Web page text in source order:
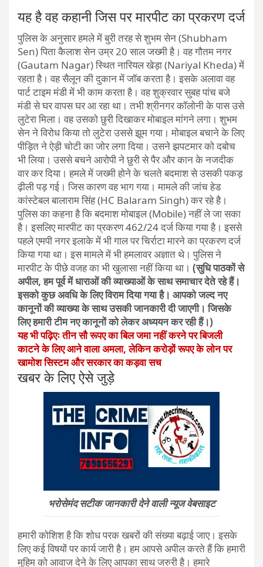
यह है वह कहानी जिस पर मारपीट का प्रकरण दर्ज
पुलिस के अनुसार हमले में बुरी तरह से शुभम सेन (Shubham
Sen) पिता कैलाश सेन उम्र 20 साल जख्मी है। वह गौतम नगर
(Gautam Nagar) स्थित नारियल खेड़ा (Nariyal Kheda) में
रहता है। वह सैलून की दुकान में जॉब करता है। इसके अलावा वह
पार्ट टाइम मंडी में भी काम करता है। वह शुक्रवार सुबह पांच बजे
मंडी से घर वापस घर आ रहा था। तभी श्रीनगर कॉलोनी के पास उसे
लुटेरा मिला। वह उसको छुरी दिखाकर मोबाइल मांगने लगा। शुभम
सेन ने विरोध किया तो लुटेरा उससे झूम गया। मोबाइल बचाने के लिए
पीड़ित ने ऐड़ी चोटी का जोर लगा दिया। उसने झपटमार को दबोच
भी लिया। उससे बचने आरोपी ने छुरी से पैर और कान के नजदीक
वार कर दिया। हमले में जख्मी होने के चलते बदमाश से उसकी पकड़
ढ़ीली पड़ गई। जिस कारण वह भाग गया। मामले की जांच हेड
कांस्टेबल बालाराम सिंह (HC Balaram Singh) कर रहे है।
पुलिस का कहना है कि बदमाश मोबाइल (Mobile) नहीं ले जा सका
है। इसलिए मारपीट का प्रकरण 462/24 दर्ज किया गया है। इससे
पहले एमपी नगर इलाके में भी गाल पर चिर्राटा मारने का प्रकरण दर्ज
किया गया था। इस मामले में भी हमलावर अज्ञात थे। पुलिस ने
मारपीट के पीछे वजह का भी खुलासा नहीं किया था। (सुधि पाठकों से
अपील, हम पूर्व में धाराओं की व्याख्याओं के साथ समाचार देते रहे हैं।
इसको कुछ अवधि के लिए विराम दिया गया है। आपको जल्द नए
कानूनों की व्याख्या के साथ उसकी जानकारी दी जाएगी। जिसके
लिए हमारी टीम नए कानूनों को लेकर अध्ययन कर रही हैं।)
यह भी पढ़िएः तीन सौ रूपए का बिल जमा नहीं करने पर बिजली
काटने के लिए आने वाला अमला, लेकिन करोड़ों रूपए के लोन पर
खामोश सिस्टम और सरकार का कड़वा सच
खबर के लिए ऐसे जुड़े
भरोसेमंद सटीक जानकारी देने वाली न्यूज वेबसाइट
हमारी कोशिश है कि शोध परक खबरों की संख्या बढ़ाई जाए। इसके
लिए कई विषयों पर कार्य जारी है। हम आपसे अपील करते हैं कि हमारी
मुहिम को आवाज देने के लिए आपका साथ जरुरी है। हमारे